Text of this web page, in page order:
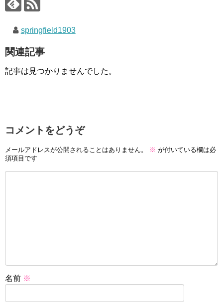
springfield1903
関連記事
記事は見つかりませんでした。
コメントをどうぞ
メールアドレスが公開されることはありません。 ※ が付いている欄は必
須項目です
名前 ※